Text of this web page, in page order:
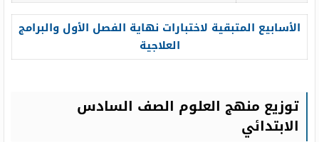
الأسابيع المتبقية لاختبارات نهاية الفصل الأول والبرامج
العلاجية
توزيع منهج العلوم الصف السادس
الابتدائي